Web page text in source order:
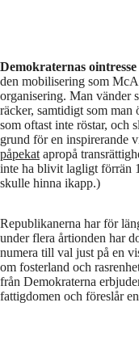
Demokraternas
den mobilisering som
organisering. Man vänder
räcker, samtidigt som
som oftast inte röstar, och
grund för en inspirerande
påpekatapropå
inte ha blivit lagligt förrän
skulle hinna ikapp.)
Republikanerna har för
under flera årtionden har
numera till val just på en
om fosterland och
från Demokraterna
fattigdomen och föreslår